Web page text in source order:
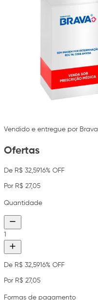
Vendido e entregue por Brava
Ofertas
De R$ 32,5916% OFF
Por R$ 27,05
Quantidade
1
De R$ 32,5916% OFF
Por R$ 27,05
Formas de pagamento